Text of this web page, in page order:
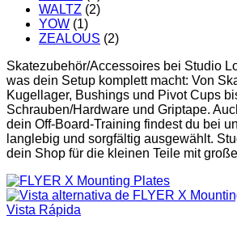
WALTZ (2)
YOW (1)
ZEALOUS (2)
Skatezubehör/Accessoires bei Studio
was dein Setup komplett macht: Von
Kugellager, Bushings und Pivot Cups
Schrauben/Hardware und Griptape.
dein Off-Board-Training findest du bei
langlebig und sorgfältig ausgewählt.
dein Shop für die kleinen Teile mit
Vista Rápida